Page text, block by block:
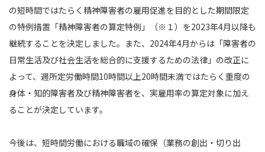
の短時間ではたらく精神障害者の雇用促進を目的とした期間限定
の特例措置「精神障害者の算定特例」（※１）を2023年4月以降も
継続することを決定しました。また、2024年4月からは「障害者の
日常生活及び社会生活を総合的に支援するための法律」の改正に
よって、週所定労働時間10時間以上20時間未満ではたらく重度の
身体・知的障害者及び精神障害者を、実雇用率の算定対象に加え
ることが決定しています。
今後は、短時間労働における職域の確保（業務の創出・切り出